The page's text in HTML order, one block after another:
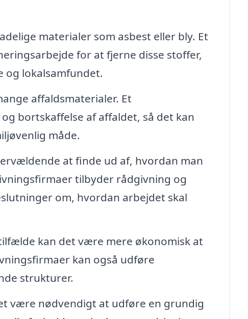
materialer som asbest eller bly. Et
for at fjerne disse stoffer,
og lokalsamfundet.
affaldsmaterialer. Et
bortskaffelse af affaldet, så det kan
måde.
at finde ud af, hvordan man
tilbyder rådgivning og
om, hvordan arbejdet skal
kan det være mere økonomisk at
kan også udføre
strukturer.
være nødvendigt at udføre en grundig